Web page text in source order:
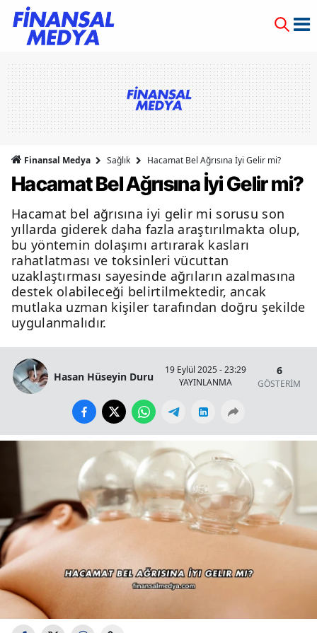
Finansal Medya Sağlık Hacamat Bel Ağrısına İyi Gelir mi?
Hacamat Bel Ağrısına İyi Gelir mi?
Hacamat bel ağrısına iyi gelir mi sorusu son
yıllarda giderek daha fazla araştırılmakta olup,
bu yöntemin dolaşımı artırarak kasları
rahatlatması ve toksinleri vücuttan
uzaklaştırması sayesinde ağrıların azalmasına
destek olabileceği belirtilmektedir, ancak
mutlaka uzman kişiler tarafından doğru şekilde
uygulanmalıdır.
Hasan Hüseyin Duru
19 Eylül 2025 - 23:29
YAYINLANMA
6
GÖSTERİM